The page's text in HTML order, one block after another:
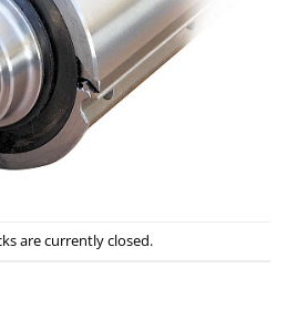
are currently closed.